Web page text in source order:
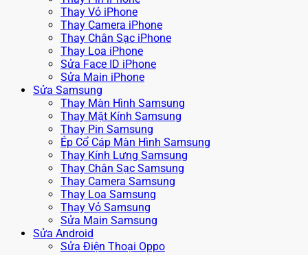
Thay Vỏ iPhone
Thay Camera iPhone
Thay Chân Sạc iPhone
Thay Loa iPhone
Sửa Face ID iPhone
Sửa Main iPhone
Sửa Samsung
Thay Màn Hình Samsung
Thay Mặt Kính Samsung
Thay Pin Samsung
Ép Cổ Cáp Màn Hình Samsung
Thay Kính Lưng Samsung
Thay Chân Sạc Samsung
Thay Camera Samsung
Thay Loa Samsung
Thay Vỏ Samsung
Sửa Main Samsung
Sửa Android
Sửa Điện Thoại Oppo